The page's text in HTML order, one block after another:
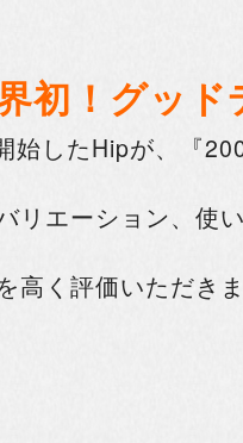
！グッド
始したHipが、『
リエーション、使
高く評価いただき